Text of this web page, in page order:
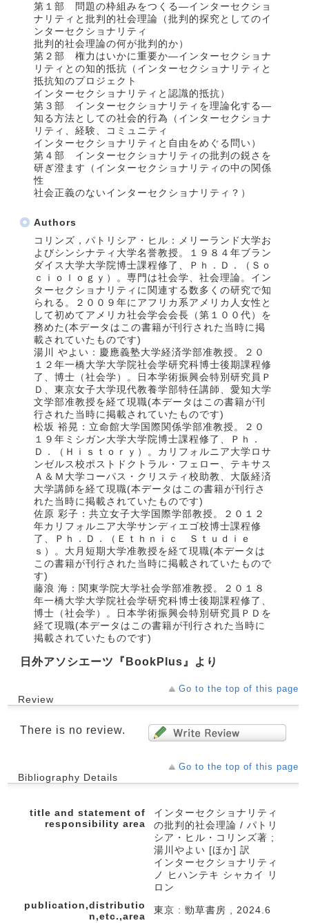
第１部 問題の枠組みをつくる―インターセクショ
ナリティと批判的社会理論（批判的探究としてのイ
ンターセクショナリティ
批判的社会理論の何が批判的か）
第２部 権力はいかに重要か―インターセクショナ
リティとの知的抵抗（インターセクショナリティと
抵抗知のプロジェクト
インターセクショナリティと認識的抵抗）
第３部 インターセクショナリティを理論化する―
知る方法としての社会的行為（インターセクショナ
リティ、経験、コミュニティ
インターセクショナリティと自由をめぐる問い）
第４部 インターセクショナリティの批判の鋭さを
研ぎ澄ます（インターセクショナリティの中の関係
性
社会正義のないインターセクショナリティ？）
Authors
コリンズ，パトリシア・ヒル：メリーランド大学お
よびシンシナティ大学名誉教授。１９８４年ブラン
ダイス大学大学院博士課程修了、Ｐｈ．Ｄ．（Ｓｏ
ｃｉｏｌｏｇｙ）。専門は社会学、社会理論。イン
ターセクショナリティに関連する数多くの研究で知
られる。２００９年にアフリカ系アメリカ人女性と
して初めてアメリカ社会学会会長（第１００代）を
務めた(本データはこの書籍が刊行された当時に掲
載されていたものです)
湯川 やよい：慶應義塾大学経済学部准教授。２０
１２年一橋大学大学院社会学研究科博士後期課程修
了、博士（社会学）。日本学術振興会特別研究員Ｐ
Ｄ、東京女子大学現代教養学部特任講師、愛知大学
文学部准教授を経て現職(本データはこの書籍が刊
行された当時に掲載されていたものです)
松坂 裕晃：立命館大学国際関係学部准教授。２０
１９年ミシガン大学大学院博士課程修了、Ｐｈ．
Ｄ．（Ｈｉｓｔｏｒｙ）。カリフォルニア大学ロサ
ンゼルス校ポストドクトラル・フェロー、テキサス
Ａ＆Ｍ大学コーパス・クリスティ校助教、大阪経済
大学講師を経て現職(本データはこの書籍が刊行さ
れた当時に掲載されていたものです)
佐原 彩子：共立女子大学国際学部教授。２０１２
年カリフォルニア大学サンディエゴ校博士課程修
了、Ｐｈ．Ｄ．（Ｅｔｈｎｉｃ Ｓｔｕｄｉｅ
ｓ）。大月短期大学准教授を経て現職(本データは
この書籍が刊行された当時に掲載されていたもので
す)
藤浪 海：関東学院大学社会学部准教授。２０１８
年一橋大学大学院社会学研究科博士後期課程修了、
博士（社会学）。日本学術振興会特別研究員ＰＤを
経て現職(本データはこの書籍が刊行された当時に
掲載されていたものです)
日外アソシエーツ『BookPlus』より
Go to the top of this page
Review
There is no review.
Go to the top of this page
Bibliography Details
title and statement of
responsibility area
インターセクショナリティ
の批判的社会理論 / パトリ
シア・ヒル・コリンズ著 ;
湯川やよい [ほか] 訳
インターセクショナリティ
ノ ヒハンテキ シャカイ リ
ロン
publication,distributio
n,etc.,area
東京 : 勁草書房 , 2024.6